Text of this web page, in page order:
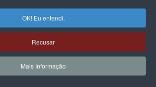
OK! Eu entendi.
Recusar
Mais Informação
é um fato importante
a democracia